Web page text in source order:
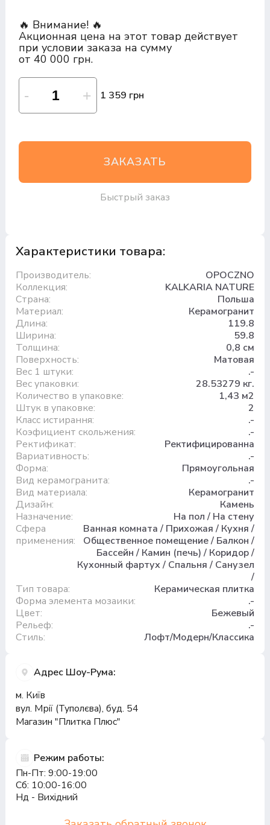
🔥 Внимание! 🔥
Акционная цена на этот товар действует
при условии заказа на сумму
от 40 000 грн.
1 359 грн
ЗАКАЗАТЬ
Быстрый заказ
Характеристики товара:
Производитель:
OPOCZNO
Коллекция:
KALKARIA NATURE
Страна:
Польша
Материал:
Керамогранит
Длина:
119.8
Ширина:
59.8
Толщина:
0,8 см
Поверхность:
Матовая
Вес 1 штуки:
.-
Вес упаковки:
28.53279 кг.
Количество в упаковке:
1,43 м2
Штук в упаковке:
2
Класс истирання:
.-
Коэфициент скольжения:
.-
Ректификат:
Ректифицированна
Вариативность:
.-
Форма:
Прямоугольная
Вид керамогранита:
.-
Вид материала:
Керамогранит
Дизайн:
Камень
Назначение:
На пол / На стену
Сфера
применения:
Ванная комната / Прихожая / Кухня /
Общественное помещение / Балкон /
Бассейн / Камин (печь) / Коридор /
Кухонный фартух / Спальня / Санузел
/
Тип товара:
Керамическая плитка
Форма элемента мозаики:
.-
Цвет:
Бежевый
Рельеф:
.-
Стиль:
Лофт/Модерн/Классика
Адрес Шоу-Рума:
м. Київ
вул. Мрії (Туполєва), буд. 54
Магазин "Плитка Плюс"
Режим работы:
Пн-Пт: 9:00-19:00
Сб: 10:00-16:00
Нд - Вихідний